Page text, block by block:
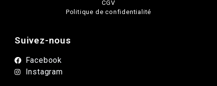
CGV
Politique de confidentialité
Suivez-nous
Facebook
Instagram